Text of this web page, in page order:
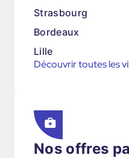
Strasbourg
Bordeaux
Lille
Découvrir toutes les
Nos offres